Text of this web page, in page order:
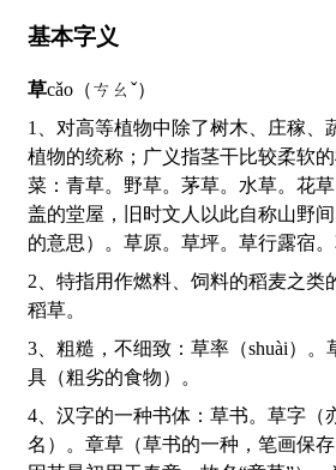
基本字义
草cǎo（ㄘㄠˇ）
1、对高等植物中除了树木、庄稼、蔬菜以外的茎干柔软的
植物的统称；广义指茎干比较柔软
菜：青草。野草。茅草。水草。花
盖的堂屋，旧时文人以此自称山野
的意思）。草原。草坪。草行露宿。
2、特指用作燃料、饲料的稻麦之类的茎叶：草料。柴草。
稻草。
3、粗糙，不细致：草率（shuài）。草鄙（粗野朴陋）。草
具（粗劣的食物）。
4、汉字的一种书体：草书。草字（亦为旧时谦称自己的别
名）。章草（草书的一种，笔画保